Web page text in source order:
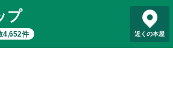
プ
4,652件 近くの本屋